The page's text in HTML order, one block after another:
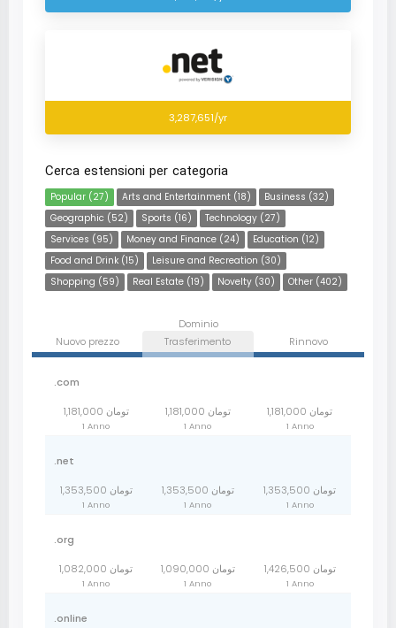
3,287,651/yr
Cerca estensioni per categoria
Popular (27) Arts and Entertainment (18)
Business (32)
Geographic (52)
Sports (16)
Technology (27)
Services (95)
Money and Finance (24)
Education (12)
Food and Drink (15)
Leisure and Recreation (30)
Shopping (59)
Real Estate (19) Novelty (30) Other (402)
Dominio
Nuovo prezzo
Trasferimento Rinnovo
.com
1,181,000 تومان
1 Anno
1,181,000 تومان
1 Anno
1,181,000 تومان
1 Anno
.net
1,353,500 تومان
1 Anno
1,353,500 تومان
1 Anno
1,353,500 تومان
1 Anno
.org
1,082,000 تومان
1 Anno
1,090,000 تومان
1 Anno
1,426,500 تومان
1 Anno
.online